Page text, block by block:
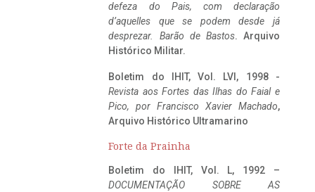
defeza do Pais, com declaração
d’aquelles que se podem desde já
desprezar. Barão de Bastos. Arquivo
Histórico Militar.
Boletim do IHIT, Vol. LVI, 1998 -
Revista aos Fortes das Ilhas do Faial e
Pico, por Francisco Xavier Machado,
Arquivo Histórico Ultramarino
Forte da Prainha
Boletim do IHIT, Vol. L, 1992 –
DOCUMENTAÇÃO SOBRE AS